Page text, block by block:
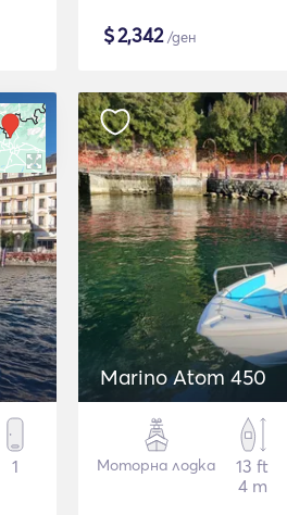
$2,342/ден
1
Marino Atom 450
Моторна лодка
13 ft
4 m